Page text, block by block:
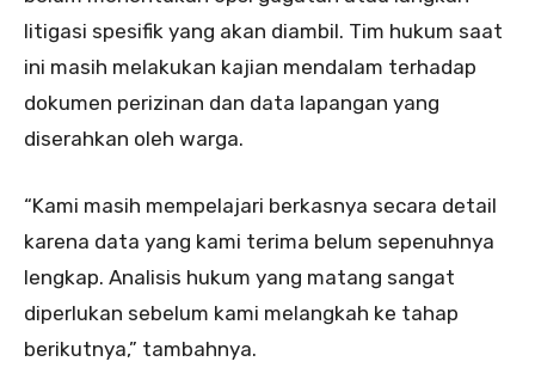
litigasi spesifik yang akan diambil. Tim hukum saat
ini masih melakukan kajian mendalam terhadap
dokumen perizinan dan data lapangan yang
diserahkan oleh warga.
“Kami masih mempelajari berkasnya secara detail
karena data yang kami terima belum sepenuhnya
lengkap. Analisis hukum yang matang sangat
diperlukan sebelum kami melangkah ke tahap
berikutnya,” tambahnya.